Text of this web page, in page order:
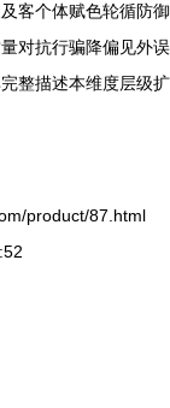
客个体赋色轮循防御
对抗行骗降偏见外误
整描述本维度层级扩
product/87.html